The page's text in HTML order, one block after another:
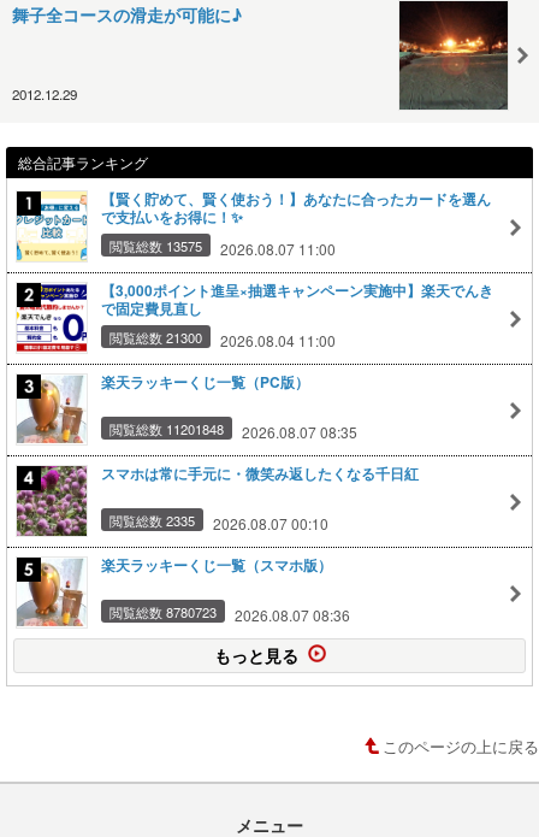
舞子全コースの滑走が可能に♪
2012.12.29
総合記事ランキング
【賢く貯めて、賢く使おう！】あなたに合ったカードを選ん
で支払いをお得に！✨
閲覧総数 13575 2026.08.07 11:00
【3,000ポイント進呈×抽選キャンペーン実施中】楽天でんき
で固定費見直し
閲覧総数 21300 2026.08.04 11:00
楽天ラッキーくじ一覧（PC版）
閲覧総数 11201848 2026.08.07 08:35
スマホは常に手元に・微笑み返したくなる千日紅
閲覧総数 2335 2026.08.07 00:10
楽天ラッキーくじ一覧（スマホ版）
閲覧総数 8780723 2026.08.07 08:36
もっと見る
このページの上に戻る
メニュー